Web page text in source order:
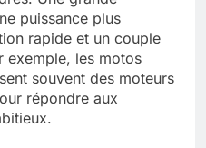
puissance plus
rapide et un couple
exemple, les motos
souvent des moteurs
répondre aux